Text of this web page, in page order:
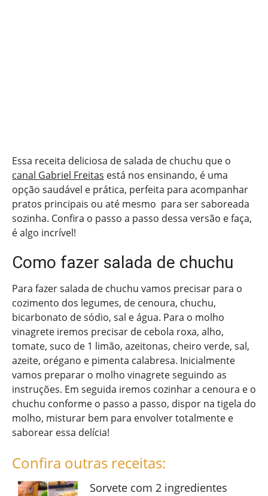
Essa receita deliciosa de salada de chuchu que o
canal Gabriel Freitas está nos ensinando, é uma
opção saudável e prática, perfeita para acompanhar
pratos principais ou até mesmo para ser saboreada
sozinha. Confira o passo a passo dessa versão e faça,
é algo incrível!
Como fazer salada de chuchu
Para fazer salada de chuchu vamos precisar para o
cozimento dos legumes, de cenoura, chuchu,
bicarbonato de sódio, sal e água. Para o molho
vinagrete iremos precisar de cebola roxa, alho,
tomate, suco de 1 limão, azeitonas, cheiro verde, sal,
azeite, orégano e pimenta calabresa. Inicialmente
vamos preparar o molho vinagrete seguindo as
instruções. Em seguida iremos cozinhar a cenoura e o
chuchu conforme o passo a passo, dispor na tigela do
molho, misturar bem para envolver totalmente e
saborear essa delícia!
Confira outras receitas:
Sorvete com 2 ingredientes